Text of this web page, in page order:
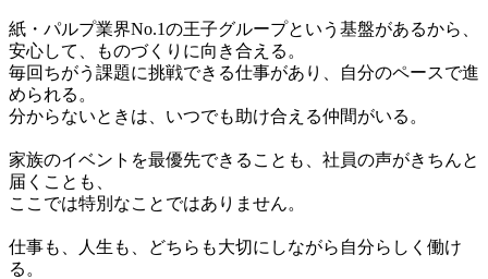
紙・パルプ業界No.1の王子グループという基盤があるから、
安心して、ものづくりに向き合える。
毎回ちがう課題に挑戦できる仕事があり、自分のペースで進
められる。
分からないときは、いつでも助け合える仲間がいる。
家族のイベントを最優先できることも、社員の声がきちんと
届くことも、
ここでは特別なことではありません。
仕事も、人生も、どちらも大切にしながら自分らしく働け
る。